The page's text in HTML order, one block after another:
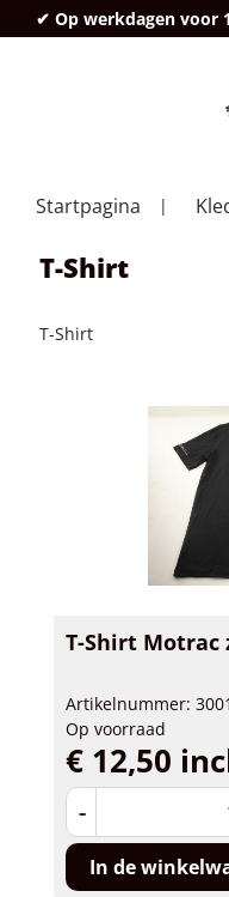
✔ Op werkdagen voor
Startpagina
T-Shirt
T-Shirt
T-Shirt Motrac
Artikelnummer:
Op voorraad
€ 12,50
-
In de